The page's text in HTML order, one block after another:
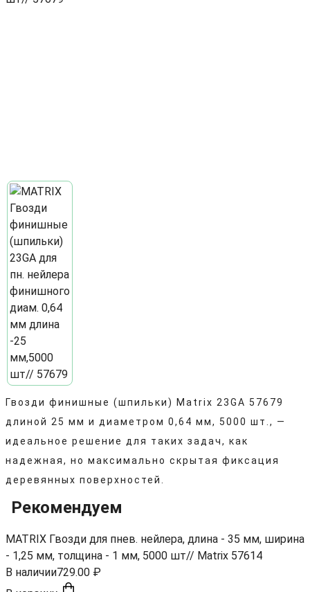
Гвозди финишные (шпильки) Matrix 23GA 57679
длиной 25 мм и диаметром 0,64 мм, 5000 шт., —
идеальное решение для таких задач, как
надежная, но максимально скрытая фиксация
деревянных поверхностей.
Рекомендуем
MATRIX Гвозди для пнев. нейлера, длина - 35 мм, ширина
- 1,25 мм, толщина - 1 мм, 5000 шт// Matrix 57614
В наличии729.00 ₽